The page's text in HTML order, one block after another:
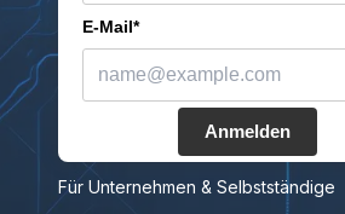
E-Mail*
Anmelden
Für Unternehmen & Selbstständige